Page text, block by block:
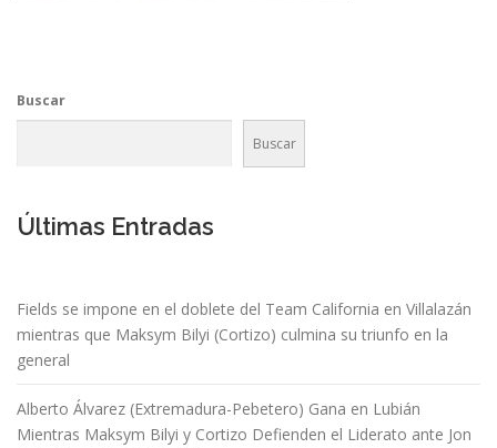
Buscar
Buscar
Últimas Entradas
Fields se impone en el doblete del Team California en Villalazán
mientras que Maksym Bilyi (Cortizo) culmina su triunfo en la
general
Alberto Álvarez (Extremadura-Pebetero) Gana en Lubián
Mientras Maksym Bilyi y Cortizo Defienden el Liderato ante Jon